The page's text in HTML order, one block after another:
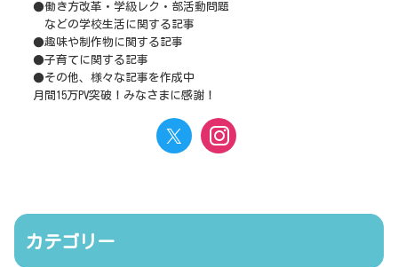
●働き方改革・学級レク・部活動問題
などの学校生活に関する記事
●趣味や制作物に関する記事
●子育てに関する記事
●その他、様々な記事を作成中
月間15万PV突破！みなさまに感謝！
カテゴリー